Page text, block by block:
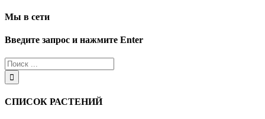
Мы в сети
Введите запрос и нажмите Enter
СПИСОК РАСТЕНИЙ